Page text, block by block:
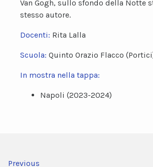
Van Gogh, sullo sfondo della Notte
stesso autore.
Docenti: Rita Lalla
Scuola: Quinto Orazio Flacco
In mostra nella tappa:
Napoli (2023-2024)
Previous